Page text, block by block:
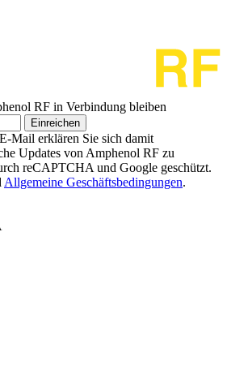
RF in Verbindung bleiben
Einreichen
Mail erklären Sie sich damit
Updates von Amphenol RF zu
reCAPTCHA und Google geschützt.
Allgemeine Geschäftsbedingungen.